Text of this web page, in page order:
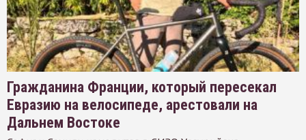
Гражданина Франции, который пересекал
Евразию на велосипеде, арестовали на
Дальнем Востоке